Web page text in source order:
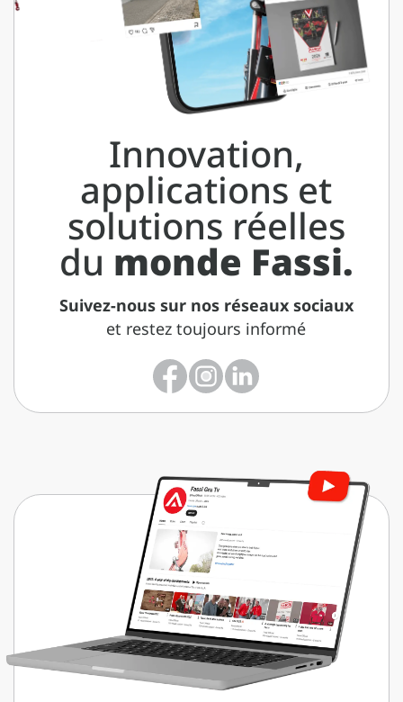
Innovation,
applications et
solutions réelles
du monde Fassi.
Suivez-nous sur nos réseaux sociaux
et restez toujours informé